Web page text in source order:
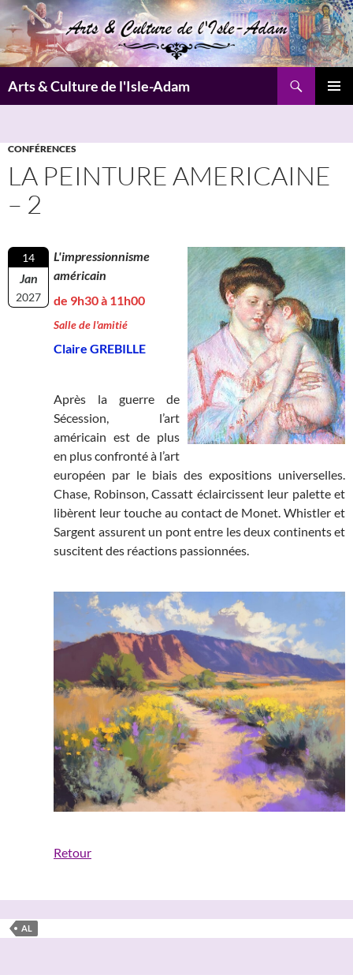
Aller
au
contenu
Arts & Culture de l'Isle-Adam
CONFÉRENCES
LA PEINTURE AMERICAINE
– 2
14
Jan
2027
L'impressionnisme
américain
de 9h30 à 11h00
Salle de l'amitié
Claire GREBILLE
Après la guerre de
Sécession, l’art
américain est de plus
en plus confronté à l’art
européen par le biais des expositions universelles.
Chase, Robinson, Cassatt éclaircissent leur palette et
libèrent leur touche au contact de Monet. Whistler et
Sargent assurent un pont entre les deux continents et
suscitent des réactions passionnées.
Retour
AL